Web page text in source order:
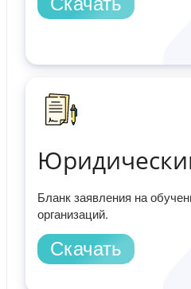
Бланк заявления на
организаций.
Скачать